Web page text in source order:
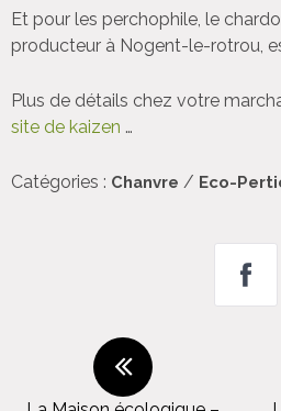
Et pour les perchophile, le
producteur à Nogent-le-rotrou,
Plus de détails chez votre
site de kaizen …
Catégories : Chanvre / Eco-